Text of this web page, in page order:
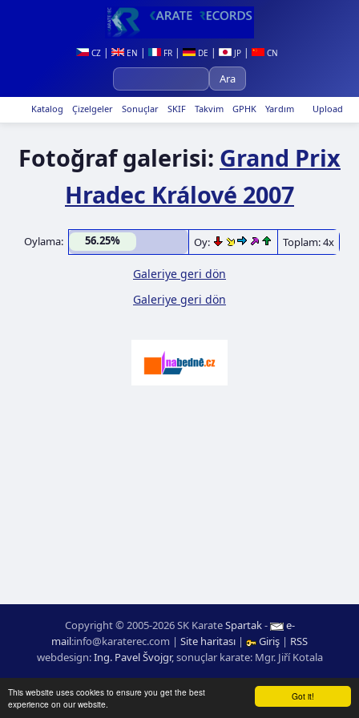
Got it!
This website uses cookies to ensure you get the best
experience on our website.
CZ | EN | FR | DE | JP | CN
Upload
Katalog Çizelgeler Sonuçlar SKIF Takvim GPHK Yardım
Fotoğraf galerisi: Grand Prix
Hradec Králové 2007
Oylama: 56.25% Oy: Toplam: 4x
Galeriye geri dön
Galeriye geri dön
Copyright © 2005-2026 SK KarateSpartak-
e-
mail:moc.ceretarak@ofni | Site haritası | Giriş | RSS
webdesign:Ing. Pavel Švojgr,sonuçlar karate: Mgr. Jiří Kotala